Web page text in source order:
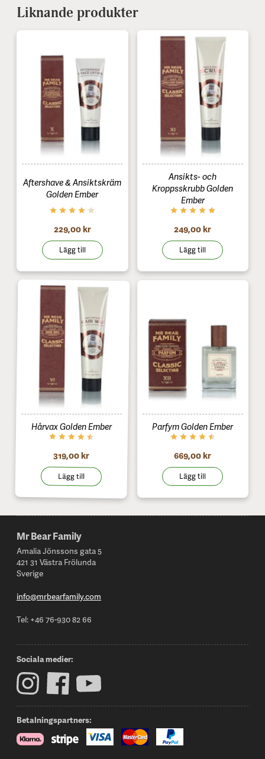
Liknande produkter
Aftershave & Ansiktskräm
Golden Ember
229,00 kr
Lägg till
Ansikts- och
Kroppsskrubb Golden
Ember
249,00 kr
Lägg till
Hårvax Golden Ember
319,00 kr
Lägg till
Parfym Golden Ember
669,00 kr
Lägg till
Footer
Mr Bear Family
Amalia Jönssons gata 5
421 31 Västra Frölunda
Sverige
info@mrbearfamily.com
Tel: +46 76-930 82 66
Sociala medier:
Betalningspartners: